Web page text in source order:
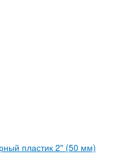
пластик 2" (50 мм)